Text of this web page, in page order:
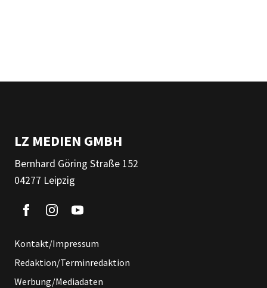
LZ MEDIEN GMBH
Bernhard Göring Straße 152
04277 Leipzig
Kontakt/Impressum
Redaktion/Terminredaktion
Werbung/Mediadaten